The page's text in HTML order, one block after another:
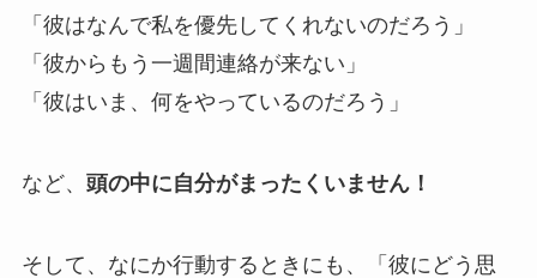
「彼はなんで私を優先してくれないのだろう」
「彼からもう一週間連絡が来ない」
「彼はいま、何をやっているのだろう」
など、 頭の中に自分がまったくいません！
そして、なにか行動するときにも、「彼にどう思